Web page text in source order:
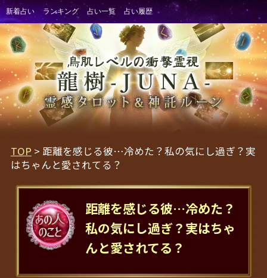
TOP > 距離を感じる彼…冷めた？私の気にし過ぎ？実
はちゃんと愛されてる？
距離を感じる彼…冷めた？
私の気にし過ぎ？実はちゃ
んと愛されてる？